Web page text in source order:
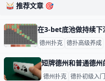
🥁 推荐文章 🎯
德州扑克 德扑高级养成
德州扑克 德扑初级入门